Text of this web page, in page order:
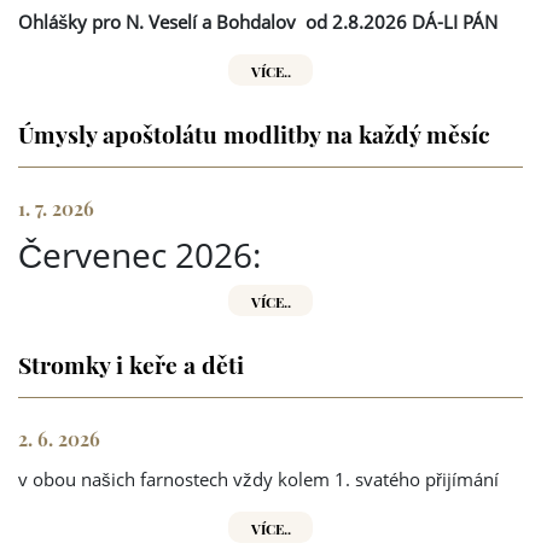
Ohlášky pro N. Veselí a Bohdalov od 2.8.2026 DÁ-LI PÁN
VÍCE..
Úmysly apoštolátu modlitby na každý měsíc
1. 7. 2026
Červenec 2026:
VÍCE..
Stromky i keře a děti
2. 6. 2026
v obou našich farnostech vždy kolem 1. svatého přijímání
VÍCE..